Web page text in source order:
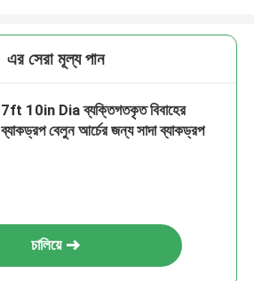
এর সেরা মূল্য পান
7ft 10in Dia ব্যক্তিগতকৃত বিবাহের
ব্যাকড্রপ বেলুন আর্চের জন্য সাদা ব্যাকড্রপ
চালিয়ে